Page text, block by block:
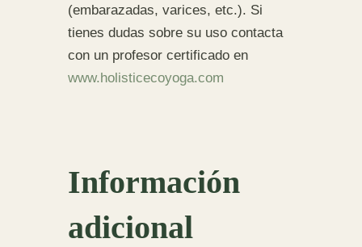
(embarazadas, varices, etc.). Si
tienes dudas sobre su uso contacta
con un profesor certificado en
www.holisticecoyoga.com
Información
adicional